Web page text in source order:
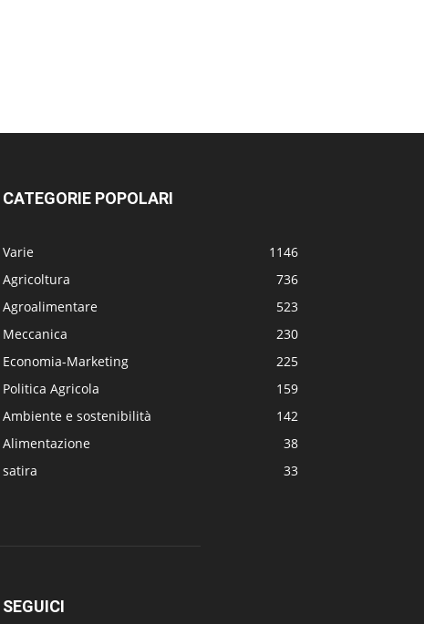
CATEGORIE POPOLARI
Varie
1146
Agricoltura
736
Agroalimentare
523
Meccanica
230
Economia-Marketing
225
Politica Agricola
159
Ambiente e sostenibilità
142
Alimentazione
38
satira
33
SEGUICI